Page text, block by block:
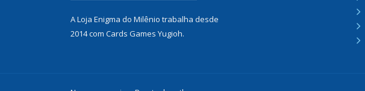
A Loja Enigma do Milênio trabalha desde
2014 com Cards Games Yugioh.